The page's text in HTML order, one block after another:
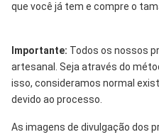
que você já tem e compre o
Importante: Todos os nossos
artesanal. Seja através do
isso, consideramos normal
devido ao processo.
As imagens de divulgação dos